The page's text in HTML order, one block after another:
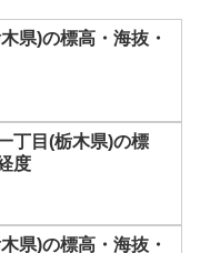
県)の標高・海抜・
丁目(栃木県)の標
度
県)の標高・海抜・